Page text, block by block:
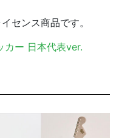
センス商品です。
カー 日本代表ver.